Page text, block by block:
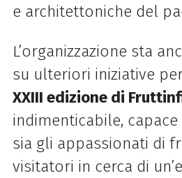
e architettoniche del
L’organizzazione sta
su ulteriori iniziative
XXIII edizione di
indimenticabile,
sia gli appassionati di
visitatori in cerca di